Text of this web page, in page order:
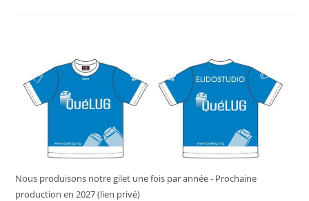
Nous produisons notre gilet une fois par année - Prochaine
production en 2027 (lien privé)